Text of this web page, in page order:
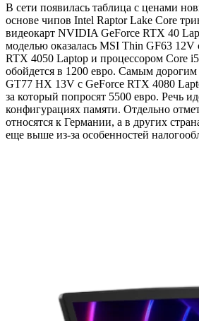
В сети появилась таблица с ценами
основе чипов Intel Raptor Lake Core
видеокарт NVIDIA GeForce RTX 40
моделью оказалась MSI Thin GF63 12V
RTX 4050 Laptop и процессором Core
обойдется в 1200 евро. Самым дорогим
GT77 HX 13V с GeForce RTX 4080
за который попросят 5500 евро. Речь
конфигурациях памяти. Отдельно
относятся к Германии, а в других
еще выше из-за особенностей